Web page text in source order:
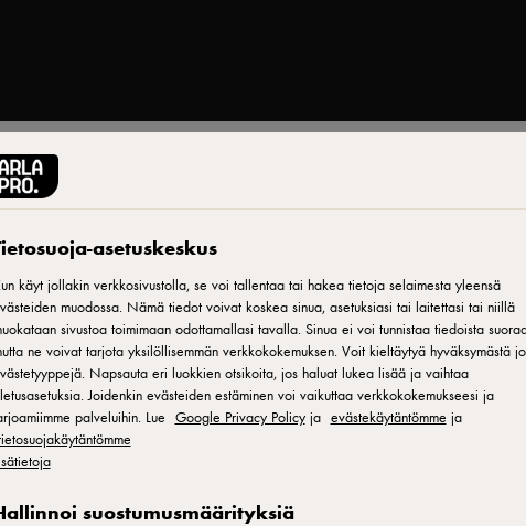
resepti
ja
asetuskeskus
käyt jollakin verkkosivustolla, se voi tallentaa tai hakea tietoja selaimesta yleensä
muodossa. Nämä tiedot voivat koskea sinua, asetuksiasi tai laitettasi tai niillä
sivustoa toimimaan odottamallasi tavalla. Sinua ei voi tunnistaa tiedoista
ne voivat tarjota yksilöllisemmän verkkokokemuksen. Voit kieltäytyä hyväksymästä
Napsauta eri luokkien otsikoita, jos haluat lukea lisää ja vaihtaa
Joidenkin evästeiden estäminen voi vaikuttaa verkkokokemukseesi ja
palveluihin. Lue Google Privacy Policyja evästekäytäntömme ja
suostumusmäärityksiä